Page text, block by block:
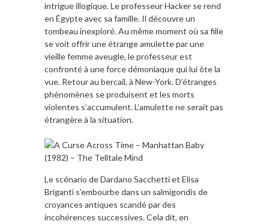
intrigue illogique. Le professeur Hacker se rend
en Égypte avec sa famille. Il découvre un
tombeau inexploré. Au même moment où sa fille
se voit offrir une étrange amulette par une
vieille femme aveugle, le professeur est
confronté à une force démoniaque qui lui ôte la
vue. Retour au bercail, à New-York. D’étranges
phénomènes se produisent et les morts
violentes s’accumulent. L’amulette ne serait pas
étrangère à la situation.
Le scénario de Dardano Sacchetti et Elisa
Briganti s’embourbe dans un salmigondis de
croyances antiques scandé par des
incohérences successives. Cela dit, en